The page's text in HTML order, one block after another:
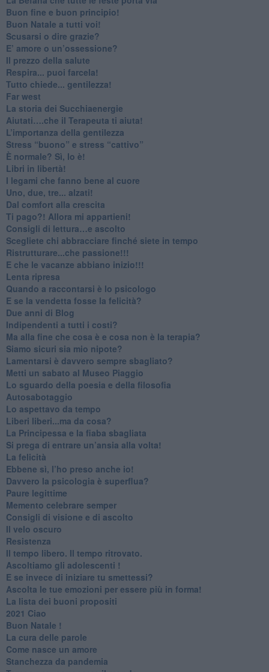
Buon fine e buon principio!
​Buon Natale a tutti voi!
​Scusarsi o dire grazie?
​E’ amore o un’ossessione?
​Il prezzo della salute
​Respira... puoi farcela!
​Tutto chiede... gentilezza!
​Far west
​La storia dei Succhiaenergie
​Aiutati….che il Terapeuta ti aiuta!
​L’importanza della gentilezza
​Stress “buono” e stress “cattivo”
​È normale? Sì, lo è!
​Libri in libertà!
​I legami che fanno bene al cuore
Uno, due, tre... alzati!​
​Dal comfort alla crescita
​Ti pago?! Allora mi appartieni!​
​Consigli di lettura…e ascolto
​Scegliete chi abbracciare finché siete in tempo
​Ristrutturare...che passione!!!
​E che le vacanze abbiano inizio!!!
​Lenta ripresa
​Quando a raccontarsi è lo psicologo
​E se la vendetta fosse la felicità?
​Due anni di Blog
​Indipendenti a tutti i costi?
​Ma alla fine che cosa è e cosa non è la terapia?
​Siamo sicuri sia mio nipote?
​Lamentarsi è davvero sempre sbagliato?
​Metti un sabato al Museo Piaggio
​Lo sguardo della poesia e della filosofia
Autosabotaggio
​Lo aspettavo da tempo
​Liberi liberi...ma da cosa?
​La Principessa e la fiaba sbagliata
Si prega di entrare un’ansia alla volta!
​La felicità
​Ebbene sì, l’ho preso anche io!
​Davvero la psicologia è superflua?
Paure legittime
​Memento celebrare semper
​Consigli di visione e di ascolto
​Il velo oscuro
Resistenza
​Il tempo libero. Il tempo ritrovato.
Ascoltiamo gli adolescenti !
​E se invece di iniziare tu smettessi?
​Ascolta le tue emozioni per essere più in forma!
​La lista dei buoni propositi
2021 Ciao
Buon Natale !
​La cura delle parole
​Come nasce un amore
Stanchezza da pandemia